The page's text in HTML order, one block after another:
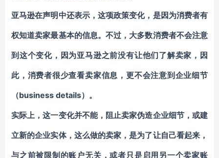
亚马逊在声明中还表示，这项政策变化，是因为消费者有
权知道卖家最基本的信息。不过，大多数消费者不会注意
到这个变化，因为亚马逊之前没有让他们了解卖家，因
此， 消费者很少查看卖家信息，更不会注意到企业细节
（business details）。
实际上，这一变化并不能，阻止卖家伪造企业细节，或建
立新的企业实体，这么做的卖家，是为了让自己看起来，
与之前被限制的账户无关，或者只是启用另一个卖家账